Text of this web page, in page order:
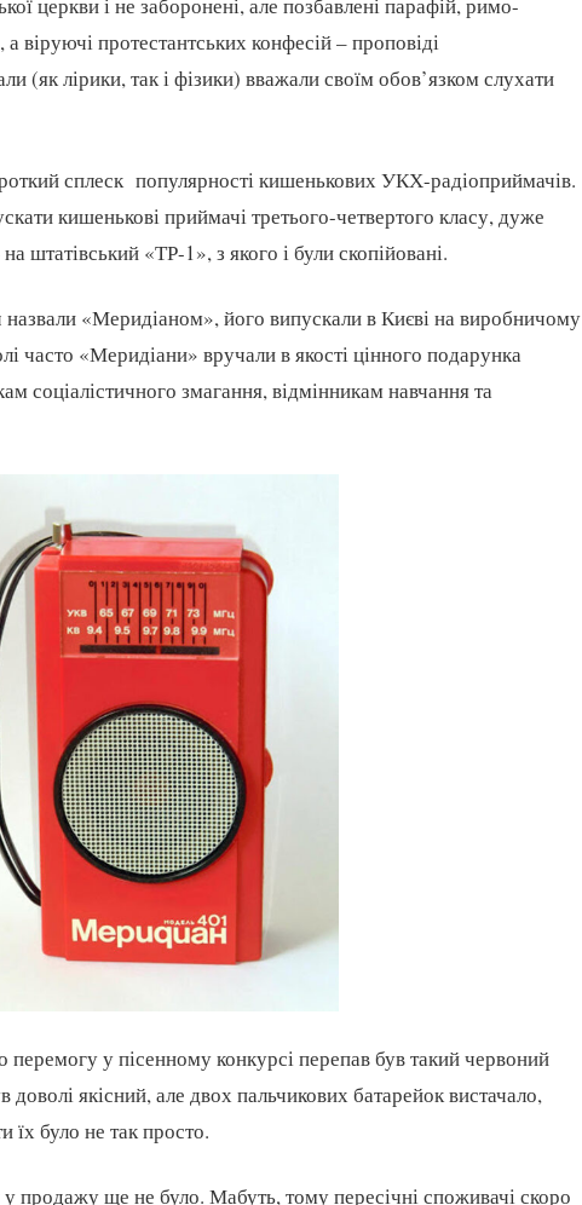
віруючі протестантських конфесій – проповіді
(як лірики, так і фізики) вважали своїм обов’язком слухати
сплеск популярності кишенькових УКХ-радіоприймачів.
кишенькові приймачі третього-четвертого класу, дуже
штатівський «ТР-1», з якого і були скопійовані.
«Меридіаном», його випускали в Києві на виробничому
часто «Меридіани» вручали в якості цінного подарунка
соціалістичного змагання, відмінникам навчання та
у пісенному конкурсі перепав був такий червоний
якісний, але двох пальчикових батарейок вистачало,
їх було не так просто.
у продажу ще не було. Мабуть, тому пересічні споживачі скоро